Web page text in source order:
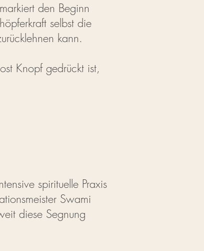
den Beginn
selbst die
kann.
Knopf gedrückt ist,
spirituelle Praxis
Swami
diese Segnung